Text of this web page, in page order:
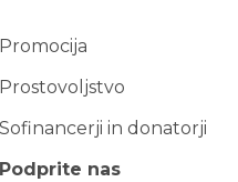
Promocija
Prostovoljstvo
Sofinancerji in donatorji
Podprite nas